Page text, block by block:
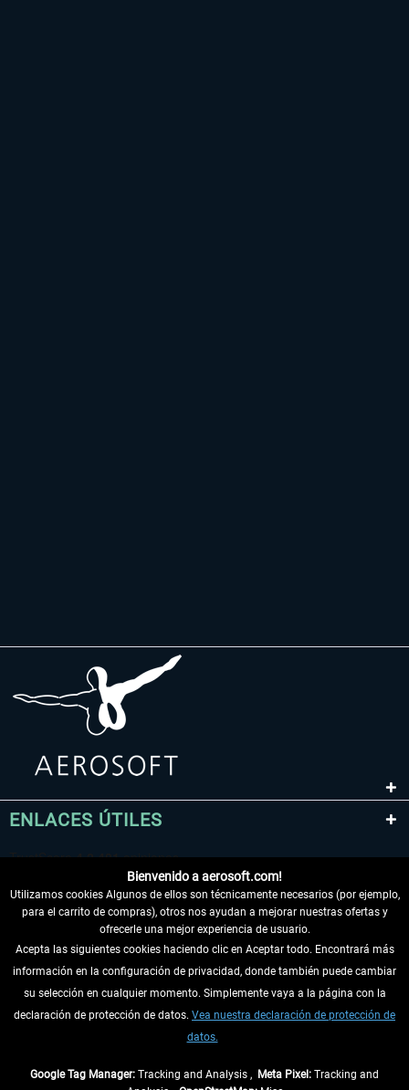
ENLACES ÚTILES
DESISTIR DEL CONTRATO
INFORMACIÓN
Bienvenido a aerosoft.com!
Utilizamos cookies Algunos de ellos son técnicamente necesarios (por ejemplo,
para el carrito de compras), otros nos ayudan a mejorar nuestras ofertas y
ofrecerle una mejor experiencia de usuario.
Acepta las siguientes cookies haciendo clic en Aceptar todo. Encontrará más
información en la configuración de privacidad, donde también puede cambiar
su selección en cualquier momento. Simplemente vaya a la página con la
declaración de protección de datos. Vea nuestra declaración de protección de
datos.
Google Tag Manager: Tracking and Analysis , Meta Pixel: Tracking and